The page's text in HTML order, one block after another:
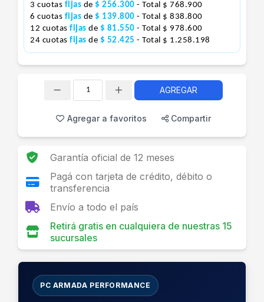
3 cuotas fijas de $ 256.300 - Total $ 768.900
6 cuotas fijas de $ 139.800 - Total $ 838.800
12 cuotas fijas de $ 81.550 - Total $ 978.600
24 cuotas fijas de $ 52.425 - Total $ 1.258.198
AGREGAR
Agregar a favoritos Compartir
Garantía oficial de 12 meses
Pagá con tarjeta de crédito, débito o
transferencia
Envío a todo el país
Retirá gratis en cualquiera de nuestras 15
sucursales
PC ARMADA PERFORMANCE